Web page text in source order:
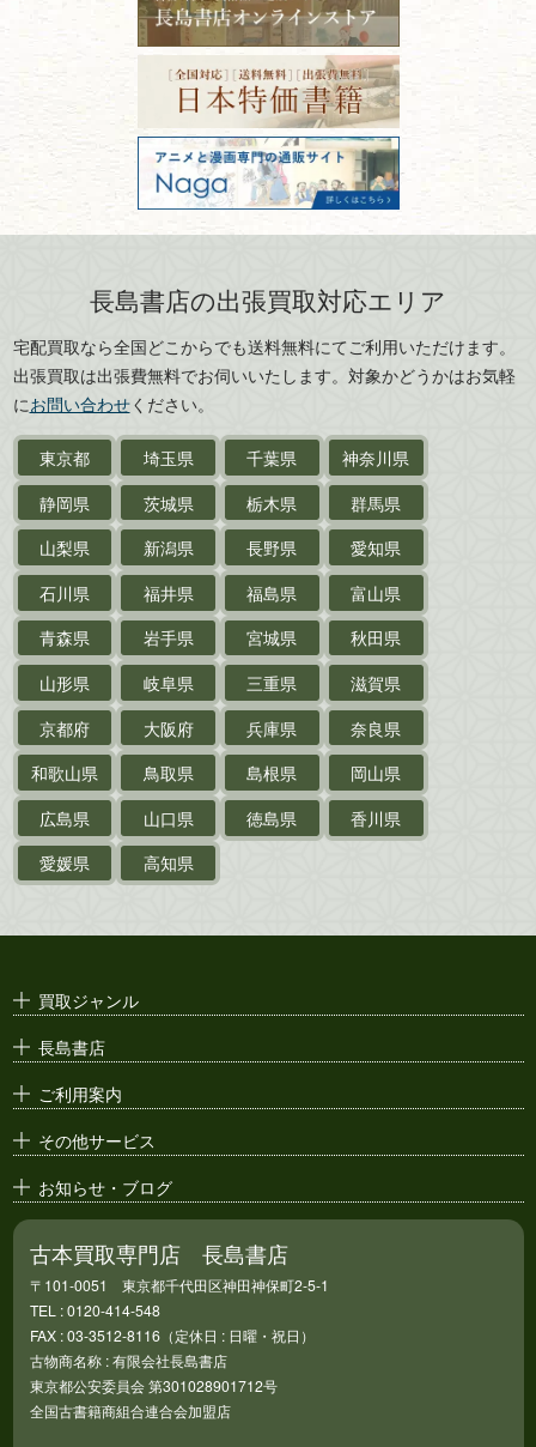
篆刻・印譜
書道具
美術書・アート本・
デザイン本
カメラ・撮影術
版画・リトグラフ・
刀剣・鎧・甲冑
武道書・武術書
近代文学・
サイン色紙
作家草稿・原稿・肉筆物
探偵小説・推理小説
乗物
鉄道・
電車・バス
戦前・戦中の紙物・資料
絵葉書
支那・満洲・朝鮮・
台湾関係古資料
ポスター・チラシ・
番号の意味と役割を解説
価値ある古書を売るポイント
と注意点
青森県
岩手県
宮城県
秋田県
山形県
岐阜県
三重県
滋賀県
京都府
大阪府
兵庫県
奈良県
島根県
岡山県
徳島県
香川県
愛媛県
東京都千代田区神田神保町2-5-1
フリーダイヤル：0120-414-548
電話：03-3512-8115
FAX：03-3512-8116
古物商許可：東京都公安委員会 第
301028901712号
古物商名称：有限会社長島書店
長島書店の出張買取対応エリア
宅配買取なら全国どこからでも送料無料にてご利用いただけます。
出張買取は出張費無料でお伺いいたします。対象かどうかはお気軽
にお問い合わせください。
東京都 埼玉県 千葉県
神奈川県
静岡県
茨城県 栃木県
群馬県
山梨県
新潟県 長野県
愛知県
石川県
福井県 福島県
富山県
青森県
岩手県 宮城県
秋田県
山形県
岐阜県 三重県
滋賀県
京都府
大阪府 兵庫県
奈良県
和歌山県
鳥取県 島根県
岡山県
広島県
山口県 徳島県
香川県
愛媛県
高知県
買取ジャンル
長島書店
ご利用案内
その他サービス
お知らせ・ブログ
古本買取専門店 長島書店
〒101-0051 東京都千代田区神田神保町2-5-1
TEL : 0120-414-548
FAX : 03-3512-8116（定休日 : 日曜・祝日）
古物商名称 : 有限会社長島書店
東京都公安委員会 第301028901712号
全国古書籍商組合連合会加盟店